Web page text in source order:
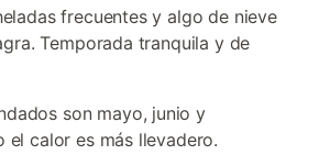
frecuentes y algo de nieve
Temporada tranquila y de
son mayo, junio y
el calor es más llevadero.